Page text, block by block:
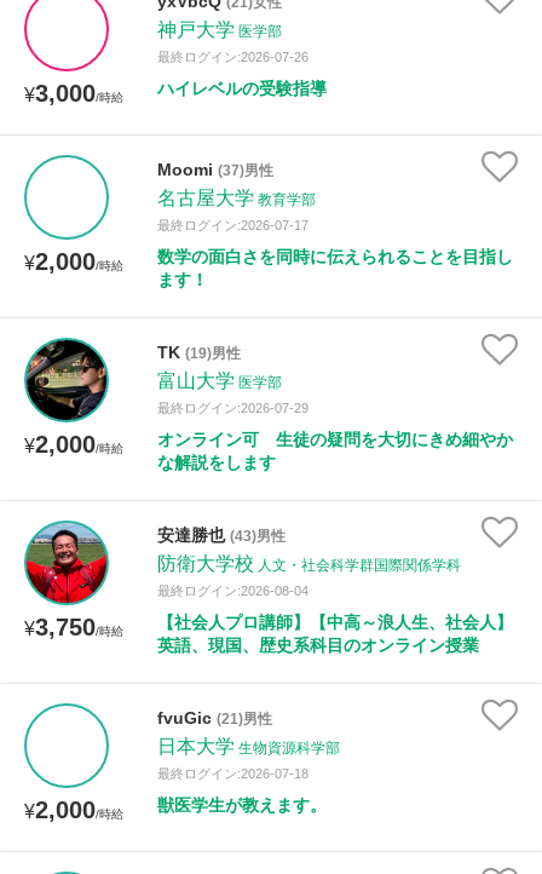
¥3,000/時給
神戸大学 医学部
最終ログイン:2026-07-26
ハイレベルの受験指導
¥2,000/時給
Moomi (37)男性
名古屋大学 教育学部
最終ログイン:2026-07-17
数学の面白さを同時に伝えられることを目指し
ます！
¥2,000/時給
TK (19)男性
富山大学 医学部
最終ログイン:2026-07-29
オンライン可 生徒の疑問を大切にきめ細やか
な解説をします
¥3,750/時給
安達勝也 (43)男性
防衛大学校 人文・社会科学群国際関係学科
最終ログイン:2026-08-04
【社会人プロ講師】【中高～浪人生、社会人】
英語、現国、歴史系科目のオンライン授業
¥2,000/時給
fvuGic (21)男性
日本大学 生物資源科学部
最終ログイン:2026-07-18
獣医学生が教えます。